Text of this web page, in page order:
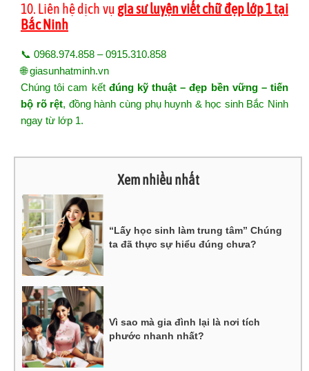
10. Liên hệ dịch vụ gia sư luyện viết chữ đẹp lớp 1 tại
Bắc Ninh
📞 0968.974.858 – 0915.310.858
🌐giasunhatminh.vn
Chúng tôi cam kết đúng kỹ thuật – đẹp bền vững – tiến
bộ rõ rệt, đồng hành cùng phụ huynh & học sinh Bắc Ninh
ngay từ lớp 1.
Xem nhiều nhất
“Lấy học sinh làm trung tâm” Chúng
ta đã thực sự hiểu đúng chưa?
Vì sao mà gia đình lại là nơi tích
phước nhanh nhất?